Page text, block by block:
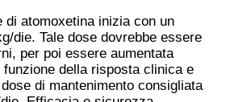
di atomoxetina inizia con un
die. Tale dose dovrebbe essere
per poi essere aumentata
della risposta clinica e
di mantenimento consigliata